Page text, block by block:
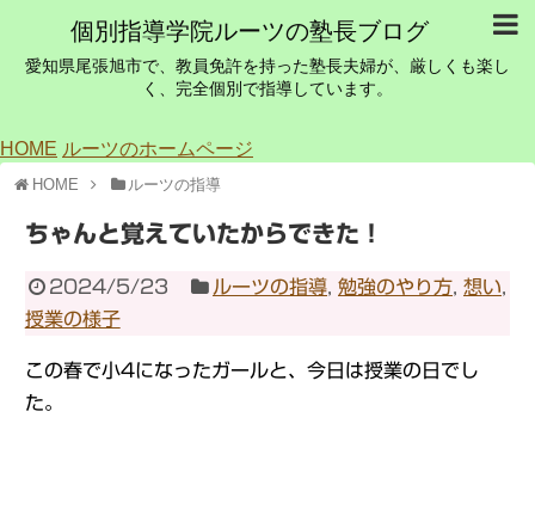
個別指導学院ルーツの塾長ブログ
愛知県尾張旭市で、教員免許を持った塾長夫婦が、厳しくも楽し
く、完全個別で指導しています。
HOME ルーツのホームページ
HOME ルーツの指導
ちゃんと覚えていたからできた！
2024/5/23 ルーツの指導 ,勉強のやり方 ,想い
授業の様子
この春で小4になったガールと、今日は授業の日でし
た。